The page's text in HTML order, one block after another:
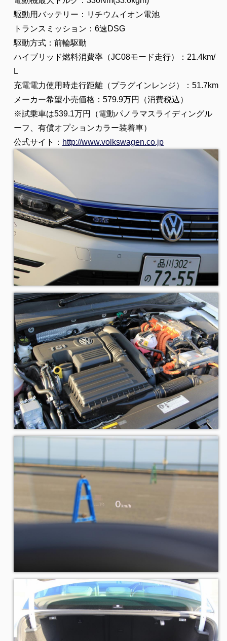
駆動用バッテリー：リチウムイオン電池
トランスミッション：6速DSG
駆動方式：前輪駆動
ハイブリッド燃料消費率（JC08モード走行）：21.4km/
L
充電電力使用時走行距離（プラグインレンジ）：51.7km
メーカー希望小売価格：579.9万円（消費税込）
※試乗車は539.1万円（電動パノラマスライディングル
ーフ、有償オプションカラー装着車）
公式サイト： http://www.volkswagen.co.jp